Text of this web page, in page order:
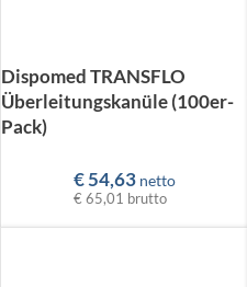
Dispomed TRANSFLO
Überleitungskanüle (100er-
Pack)
€54,63 netto
€ 65,01 brutto